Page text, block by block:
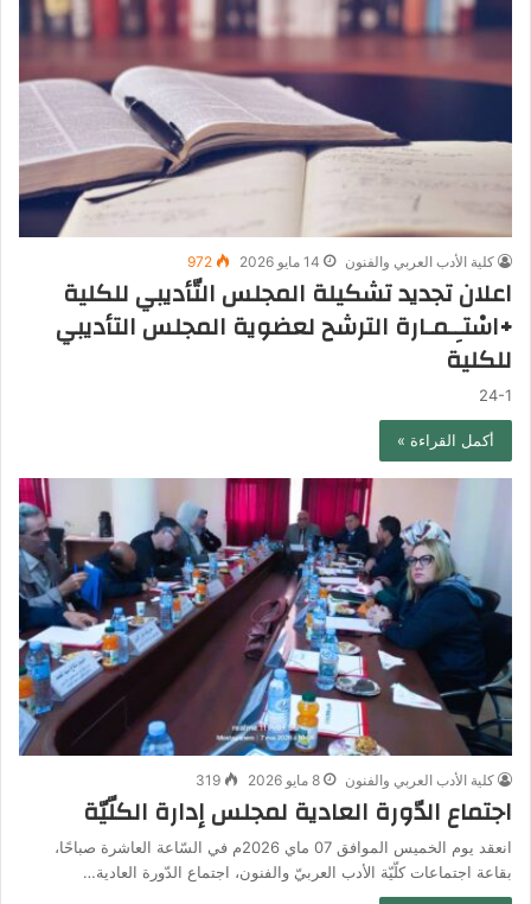
كلية الأدب العربي والفنون 14 مايو 2026 972
اعلان تجديد تشكيلة المجلس التّأديبي للكلية
+اسْتـِـمـارة الترشح لعضوية المجلس التأديبي
للكلية
24-1
أكمل القراءة »
كلية الأدب العربي والفنون 8 مايو 2026 319
اجتماع الدّورة العادية لمجلس إدارة الكلّيّة
انعقد يوم الخميس الموافق 07 ماي 2026م في السّاعة العاشرة صباحًا،
بقاعة اجتماعات كلّيّة الأدب العربيّ والفنون، اجتماع الدّورة العادية…